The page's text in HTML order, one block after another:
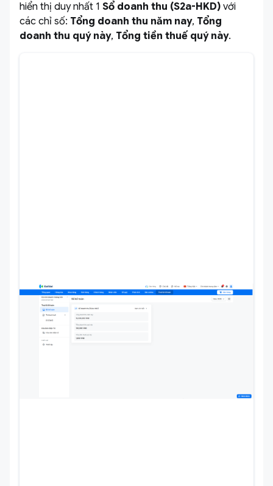
hiển thị duy nhất 1 Sổ doanh thu (S2a-HKD) với
các chỉ số: Tổng doanh thu năm nay, Tổng
doanh thu quý này, Tổng tiền thuế quý này.